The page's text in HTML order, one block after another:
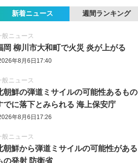
新着ニュース 週間ランキング
般ニュース
岡 柳川市大和町で火災 炎が上がる
年8月6日17:40
般ニュース
朝鮮の弾道ミサイルの可能性あるもの
でに落下とみられる 海上保安庁
年8月6日17:26
般ニュース
朝鮮から弾道ミサイルの可能性がある
の発射 防衛省